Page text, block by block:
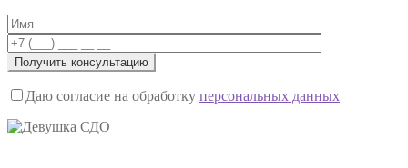
Даю согласие на обработку персональных данных